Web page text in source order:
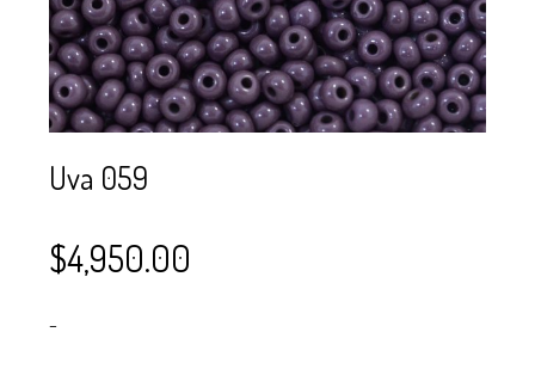
Uva 059
$4,950.00
–